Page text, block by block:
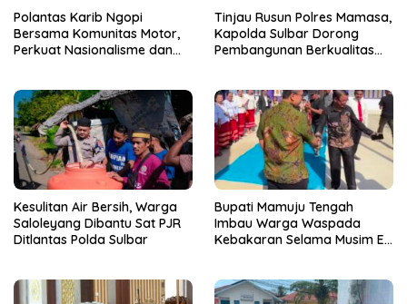
Polantas Karib Ngopi
Bersama Komunitas Motor,
Perkuat Nasionalisme dan
Tinjau Rusun Polres Mamasa,
Kapolda Sulbar Dorong
Pembangunan Berkualitas
Kesulitan Air Bersih, Warga
Saloleyang Dibantu Sat PJR
Ditlantas Polda Sulbar
Bupati Mamuju Tengah
Imbau Warga Waspada
Kebakaran Selama Musim El